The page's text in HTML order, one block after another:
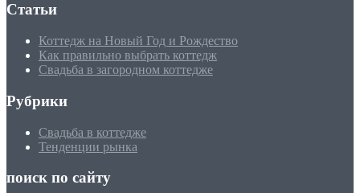
Статьи
Коттедж на Новый Год и Рождество
Как правильно выбрать коттедж
Свадьба в загородном коттедже
Рубрики
Свадьба в коттедже
Тенденции рынка
поиск по сайту